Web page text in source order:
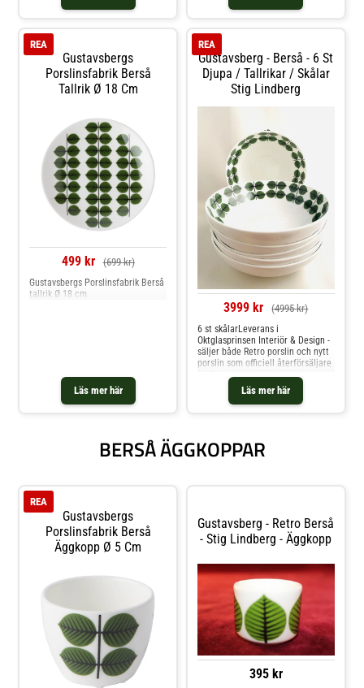
Gustavsbergs
Porslinsfabrik Berså
Tallrik Ø 18 Cm
REA
499 kr (699 kr)
Läs mer här
Gustavsbergs Porslinsfabrik Berså
tallrik Ø 18 cm
Gustavsberg - Berså - 6 St
Djupa / Tallrikar / Skålar
Stig Lindberg
REA
3999 kr (4995 kr)
Läs mer här
6 st skålarLeverans i
Oktglasprinsen Interiör & Design -
säljer både Retro porslin och nytt
porslin som officiell återförsäljare
till nytt porslin alltid 1a sortering
, Design: Stig LindbergServis:
BersåTillverkare:
cm volym 7
dlKonditionsrapport: Nyskick
BERSÅ ÄGGKOPPAR
Gustavsbergs
Porslinsfabrik Berså
Äggkopp Ø 5 Cm
REA
Gustavsberg - Retro Berså
- Stig Lindberg - Äggkopp
395 kr